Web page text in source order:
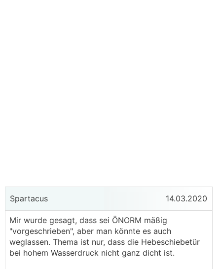
Spartacus 14.03.2020
Mir wurde gesagt, dass sei ÖNORM mäßig
"vorgeschrieben", aber man könnte es auch
weglassen. Thema ist nur, dass die Hebeschiebetür
bei hohem Wasserdruck nicht ganz dicht ist.